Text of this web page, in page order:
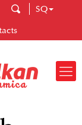
quality and
construction,
SQ